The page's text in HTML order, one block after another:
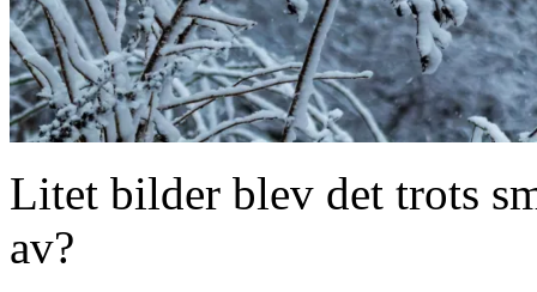
Litet bilder blev det trots
av?